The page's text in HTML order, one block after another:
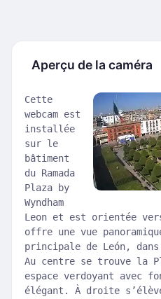
Aperçu de la caméra
Cette
webcam est
installée
sur le
bâtiment
du Ramada
Plaza by
Wyndham
Leon et est orientée
offre une vue
principale de León,
Au centre se trouve la
espace verdoyant avec
élégant. À droite